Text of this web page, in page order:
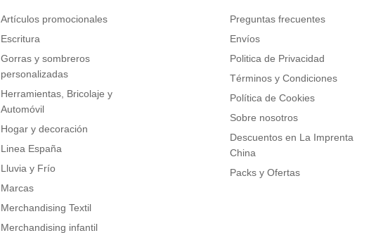
Artículos promocionales
Escritura
Gorras y sombreros
personalizadas
Herramientas, Bricolaje y
Automóvil
Hogar y decoración
Linea España
Lluvia y Frío
Marcas
Merchandising Textil
Merchandising infantil
Preguntas frecuentes
Envíos
Politica de Privacidad
Términos y Condiciones
Política de Cookies
Sobre nosotros
Descuentos en La Imprenta
China
Packs y Ofertas